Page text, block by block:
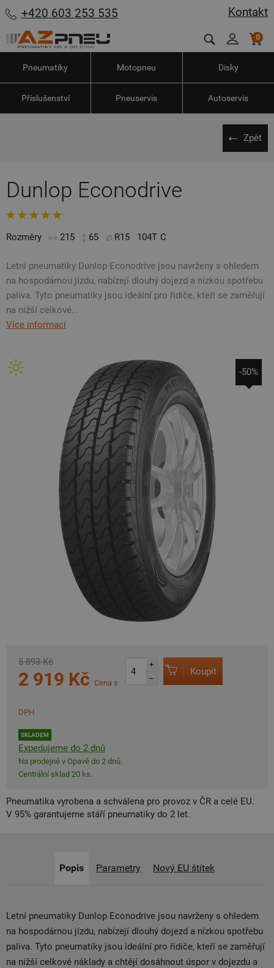
Kontakt
+420 603 253 535
0
Pneumatiky Motopneu Disky
Příslušenství Pneuservis Autoservis
Zpět
Dunlop Econodrive
Rozměry 215 65 R15 104T C
Letní pneumatiky Dunlop Econodrive jsou navrženy s ohledem
na hospodárnou jízdu, nabízejí dlouhý dojezd a nízkou spotřebu
paliva. Tyto pneumatiky jsou ideální pro řidiče, kteří se zaměřují
na nižší celkové...
Více informací
-50%
5 893 Kč
2 919 Kč Cena s
DPH
SKLADEM
Expedujeme do 2 dnů
Na prodejně v Opavě do 2 dnů.
Centrální sklad 20 ks.
+
–
Koupit
Pneumatika vyrobena a schválena pro provoz v ČR a celé EU.
V 95% garantujeme stáří pneumatiky do 2 let.
Popis Parametry Nový EU štítek
Letní pneumatiky Dunlop Econodrive jsou navrženy s ohledem
na hospodárnou jízdu, nabízejí dlouhý dojezd a nízkou spotřebu
paliva. Tyto pneumatiky jsou ideální pro řidiče, kteří se zaměřují
na nižší celkové náklady a chtějí dosáhnout úspor v dojezdu a